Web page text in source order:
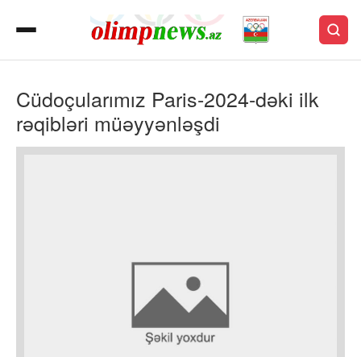
Cüdoçularımız Paris-2024-dəki ilk
rəqibləri müəyyənləşdi